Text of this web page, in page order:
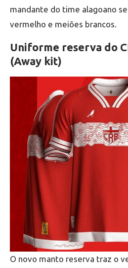
mandante do time alagoano
vermelho e meiões brancos.
Uniforme reserva do
(Away kit)
O novo manto reserva traz o